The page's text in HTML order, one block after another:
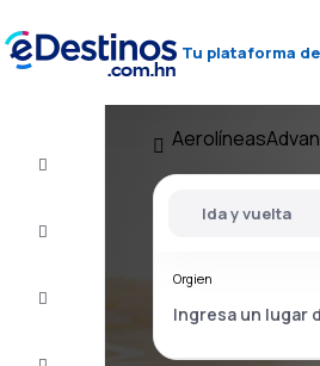
Tu plataforma
Aerolíneas
Ida y vuelta
Orgien